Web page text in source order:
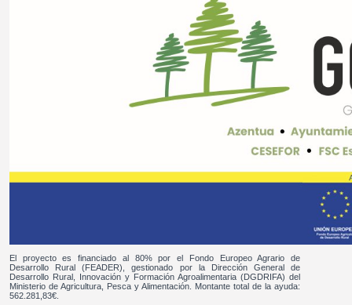
El proyecto es financiado al 80% por el Fondo Europeo Agrario de
Desarrollo Rural (FEADER), gestionado por la Dirección General de
Desarrollo Rural, Innovación y Formación Agroalimentaria (DGDRIFA) del
Ministerio de Agricultura, Pesca y Alimentación. Montante total de la ayuda:
562.281,83€.